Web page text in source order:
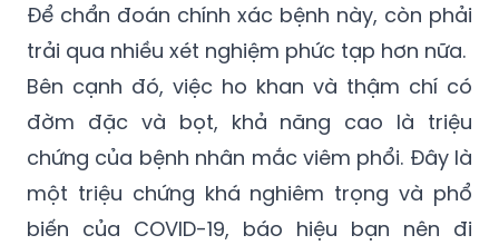
Để chẩn đoán chính xác bệnh này, còn phải
trải qua nhiều xét nghiệm phức tạp hơn nữa.
Bên cạnh đó, việc ho khan và thậm chí có
đờm đặc và bọt, khả năng cao là triệu
chứng của bệnh nhân mắc viêm phổi. Đây là
một triệu chứng khá nghiêm trọng và phổ
biến của COVID-19, báo hiệu bạn nên đi